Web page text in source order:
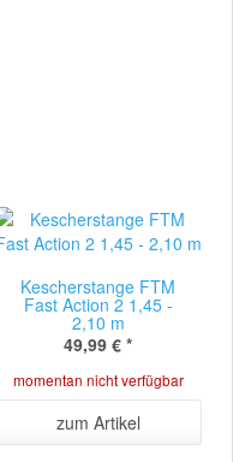
Kescherstange FTM
Fast Action 2 1,45 -
2,10 m
49,99 € *
momentan nicht verfügbar
zum Artikel